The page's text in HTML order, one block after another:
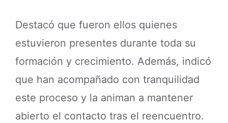
Destacó que fueron ellos quienes
estuvieron presentes durante toda su
formación y crecimiento. Además, indicó
que han acompañado con tranquilidad
este proceso y la animan a mantener
abierto el contacto tras el reencuentro.